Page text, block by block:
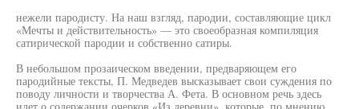
нежели пародисту. На наш взгляд, пародии, составляющие цикл
«Мечты и действительность» — это своеобразная компиляция
сатирической пародии и собственно сатиры.
В небольшом прозаическом введении, предваряющем его
пародийные тексты, П. Медведев высказывает свои суждения по
поводу личности и творчества А. Фета. В основном речь здесь